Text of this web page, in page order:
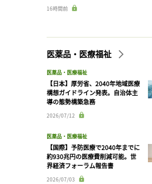
16時間前
医薬品・医療福祉
医薬品・医療福祉
【日本】厚労省、2040年地域医療
構想ガイドライン発表。自治体主
導の態勢構築急務
2026/07/12
医薬品・医療福祉
【国際】予防医療で2040年までに
約930兆円の医療費削減可能。世
界経済フォーラム報告書
2026/07/03